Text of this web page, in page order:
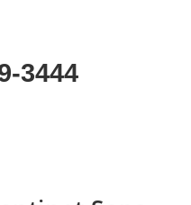
3444